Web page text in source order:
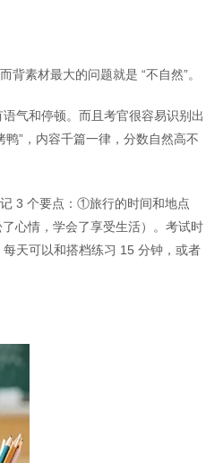
素材最大的问题就是 “不自然”。
气和停顿。而且考官很容易识别出
”，内容千篇一律，分数自然高不
3 个要点：①旅行的时间和地点
心情，学会了享受生活）。考试时
天可以和搭档练习 15 分钟，或者